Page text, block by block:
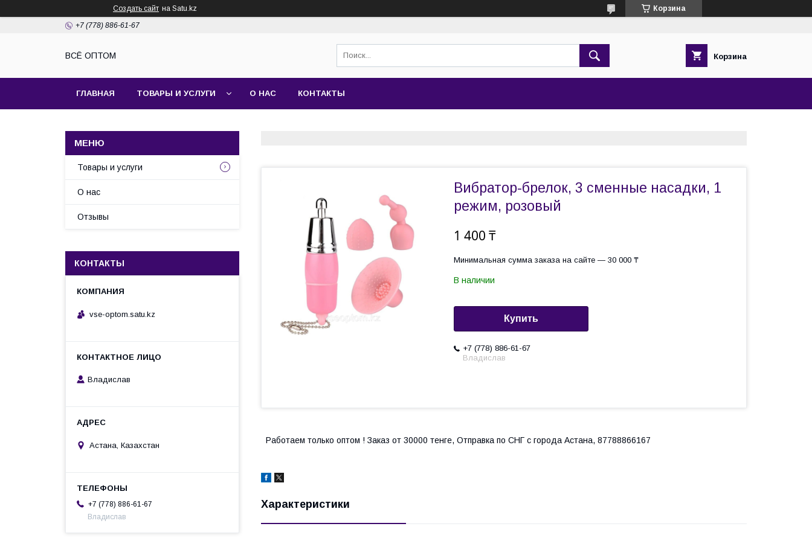
Создать сайт на Satu.kz Корзина
+7 (778) 886-61-67
ВСЁ ОПТОМ Корзина
ГЛАВНАЯ ТОВАРЫ И УСЛУГИ О НАС КОНТАКТЫ
Вибратор-брелок, 3 сменные насадки, 1
режим, розовый
1 400 ₸
Минимальная сумма заказа на сайте — 30 000 ₸
В наличии
Купить
+7 (778) 886-61-67
Владислав
Работаем только оптом ! Заказ от 30000 тенге, Отправка по СНГ с города Астана, 87788866167
Характеристики
Товары и услуги
О нас
Отзывы
КОНТАКТЫ
vse-optom.satu.kz
Владислав
Астана, Казахстан
+7 (778) 886-61-67
Владислав